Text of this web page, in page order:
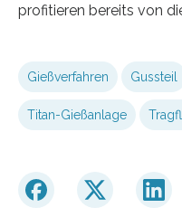
profitieren bereits von
Gießverfahren Gussteil
Titan-Gießanlage